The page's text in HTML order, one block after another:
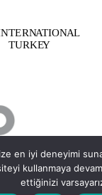
en iyi deneyimi
kullanmaya
ettiğinizi